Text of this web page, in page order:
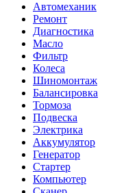
Автомеханик
Ремонт
Диагностика
Масло
Фильтр
Колеса
Шиномонтаж
Балансировка
Тормоза
Подвеска
Электрика
Аккумулятор
Генератор
Стартер
Компьютер